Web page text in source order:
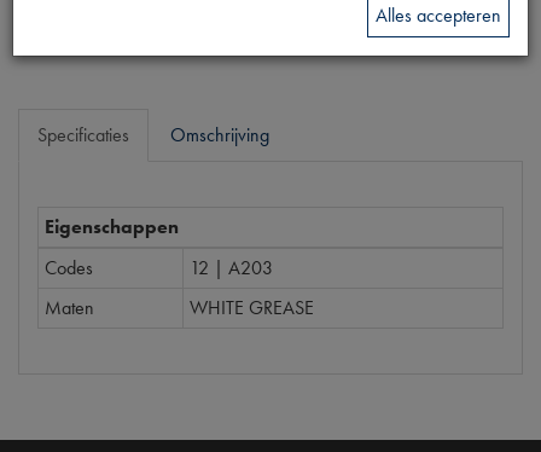
Specificaties Omschrijving
Eigenschappen
Codes
12 | A203
Maten
WHITE GREASE
Alles accepteren